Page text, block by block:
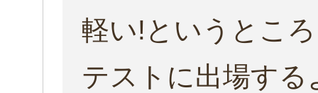
軽い! というとこ
テストに出場す